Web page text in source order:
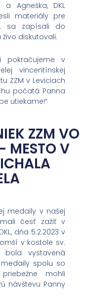
Agneška, DKL
materiály pre
sa zapísali do
diskutovali.
pokračujeme v
vincentínskej
ZZM v Leviciach
počatá Panna
utiekame!“
ZZM VO
MESTO V
medaily v našej
v
dňa 5.2.2023 v
v kostole sv.
bola vystavená
medaily spolu so
mohli
návštevu Panny